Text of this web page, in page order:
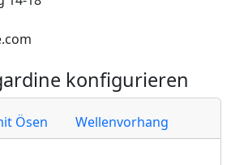
konfigurieren
Ösen Wellenvorhang